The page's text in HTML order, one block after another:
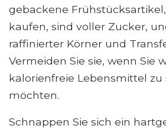
gebackene
kaufen, sind voller Zucker,
raffinierter Körner und
Vermeiden Sie sie, wenn Sie
kalorienfreie Lebensmittel zu
möchten.
Schnappen Sie sich ein